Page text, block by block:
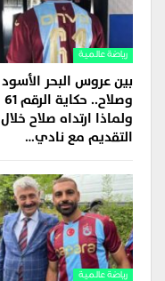
رياضة عالمية
بين عروس البحر الأسود
وصلاح.. حكاية الرقم 61
ولماذا ارتداه صلاح خلال
التقديم مع نادي…
رياضة عالمية